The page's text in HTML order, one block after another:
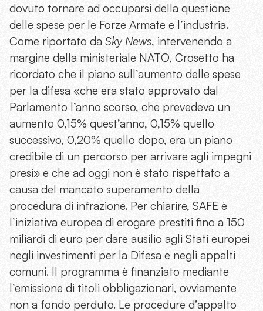
dovuto tornare ad occuparsi della questione
delle spese per le Forze Armate e l’industria.
Come riportato da Sky News, intervenendo a
margine della ministeriale NATO, Crosetto ha
ricordato che il piano sull’aumento delle spese
per la difesa «che era stato approvato dal
Parlamento l’anno scorso, che prevedeva un
aumento 0,15% quest’anno, 0,15% quello
successivo, 0,20% quello dopo, era un piano
credibile di un percorso per arrivare agli impegni
presi» e che ad oggi non è stato rispettato a
causa del mancato superamento della
procedura di infrazione. Per chiarire, SAFE è
l’iniziativa europea di erogare prestiti fino a 150
miliardi di euro per dare ausilio agli Stati europei
negli investimenti per la Difesa e negli appalti
comuni. Il programma è finanziato mediante
l’emissione di titoli obbligazionari, ovviamente
non a fondo perduto. Le procedure d’appalto